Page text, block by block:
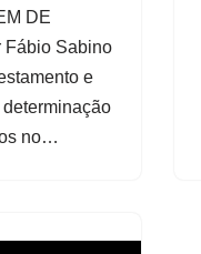
DE
Fábio Sabino
e
no…